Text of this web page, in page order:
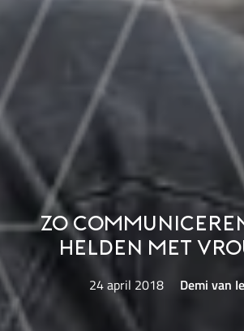
Zo
helden met
24 april 2018 Demi van